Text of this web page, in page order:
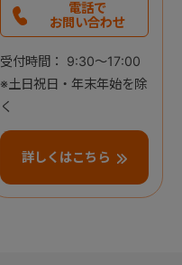
電話で
お問い合わせ
受付時間： 9:30～17:00
※土日祝日・年末年始を除
く
詳しくはこちら